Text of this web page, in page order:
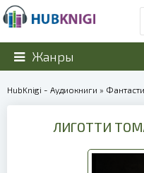
Жанры
HubKnigi - Аудиокниги »
ЛИГОТТИ